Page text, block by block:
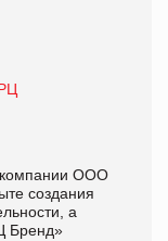
компании ООО
создания
а
Бренд»